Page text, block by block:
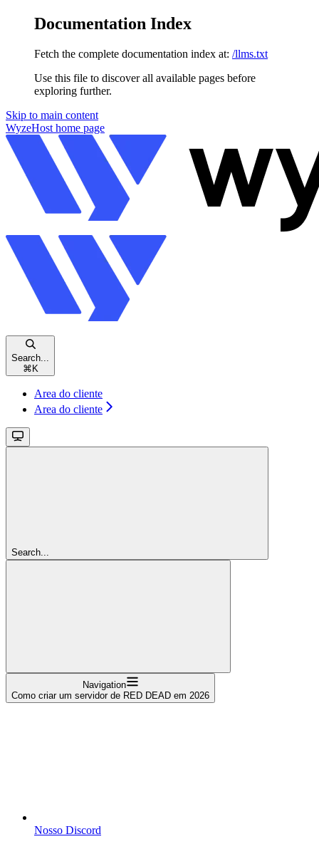
Documentation Index
Fetch the complete documentation index at: /llms.txt
Use this file to discover all available pages before
exploring further.
Skip to main content
WyzeHost home page
Search...
⌘ K
Area do cliente
Area do cliente
Search...
Navigation
Como criar um servidor de RED DEAD em 2026
Nosso Discord